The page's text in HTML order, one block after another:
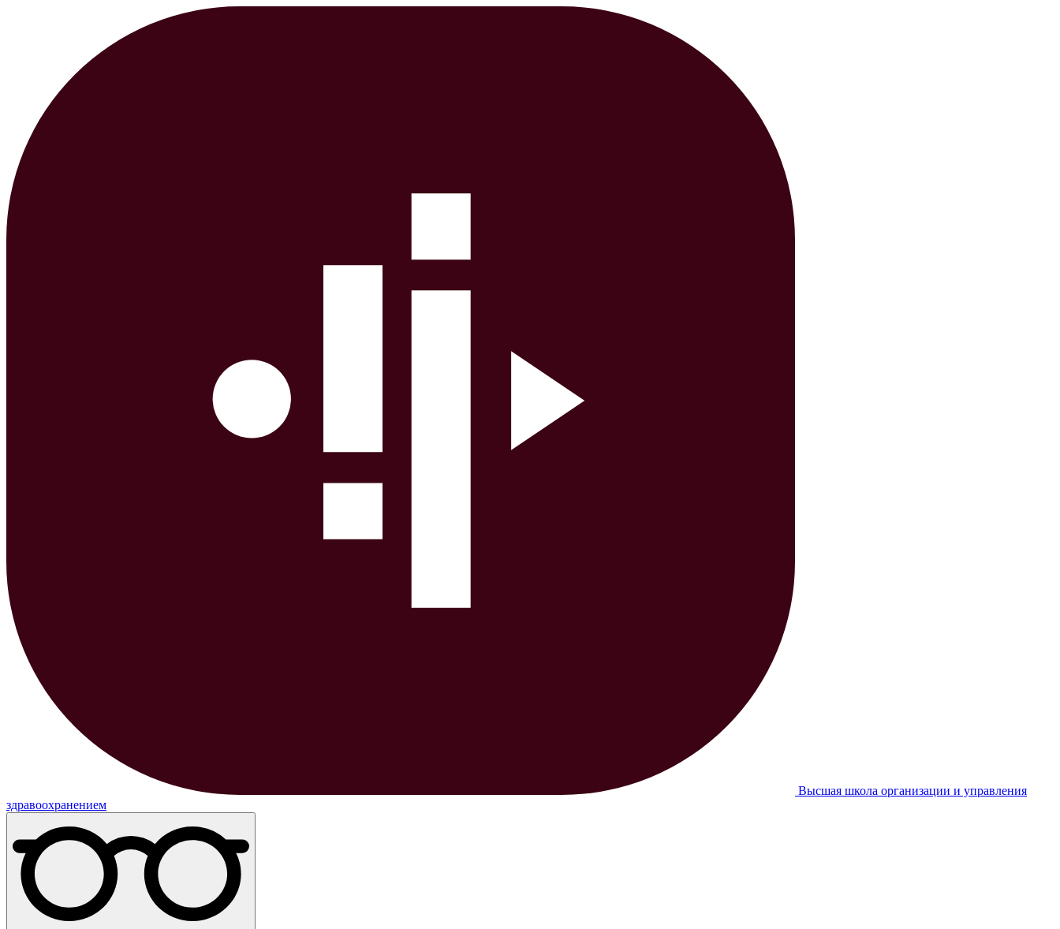
Высшая школа организации и управления
здравоохранением